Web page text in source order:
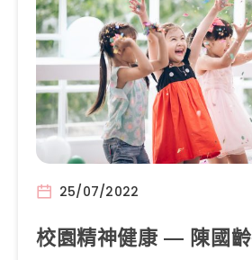
25/07/2022
校園精神健康 — 陳國